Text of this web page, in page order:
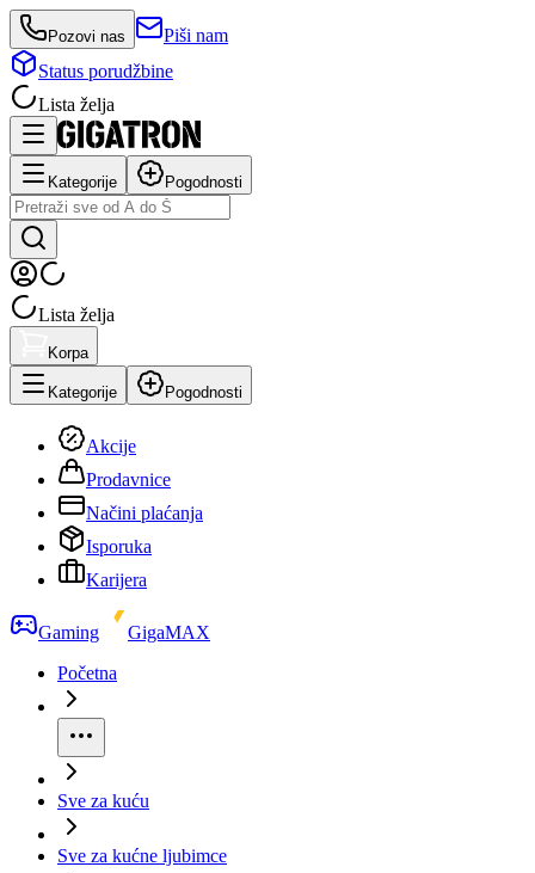
Pozovi nas
Piši nam
Status porudžbine
Lista želja
Kategorije Pogodnosti
Lista želja
Korpa
Kategorije Pogodnosti
Akcije
Prodavnice
Načini plaćanja
Isporuka
Karijera
Gaming
GigaMAX
Početna
Sve za kuću
Sve za kućne ljubimce